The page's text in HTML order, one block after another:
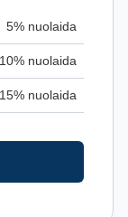
5% nuolaida
10% nuolaida
15% nuolaida